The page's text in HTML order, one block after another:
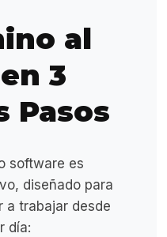
al
3
Pasos
software es
diseñado para
a trabajar desde
día: